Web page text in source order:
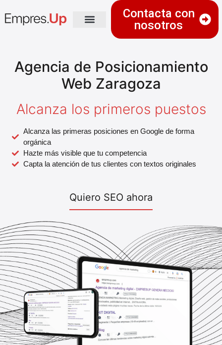
Contacta con
nosotros
Agencia de Posicionamiento
Web Zaragoza
Alcanza los primeros puestos
Alcanza las primeras posiciones en Google de forma
orgánica
Hazte más visible que tu competencia
Capta la atención de tus clientes con textos originales
Quiero SEO ahora